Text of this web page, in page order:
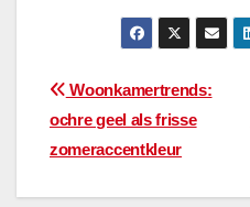
Bericht
navigatie
Woonkamertrends:
ochre geel als frisse
zomeraccentkleur